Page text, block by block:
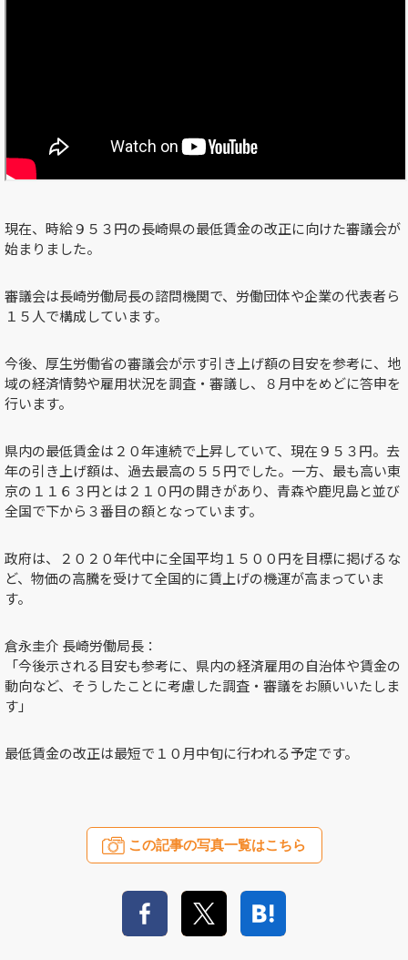
現在、時給９５３円の長崎県の最低賃金の改正に向けた審議会が
始まりました。
審議会は長崎労働局長の諮問機関で、労働団体や企業の代表者ら
１５人で構成しています。
今後、厚生労働省の審議会が示す引き上げ額の目安を参考に、地
域の経済情勢や雇用状況を調査・審議し、８月中をめどに答申を
行います。
県内の最低賃金は２０年連続で上昇していて、現在９５３円。去
年の引き上げ額は、過去最高の５５円でした。一方、最も高い東
京の１１６３円とは２１０円の開きがあり、青森や鹿児島と並び
全国で下から３番目の額となっています。
政府は、２０２０年代中に全国平均１５００円を目標に掲げるな
ど、物価の高騰を受けて全国的に賃上げの機運が高まっていま
す。
倉永圭介 長崎労働局長：
「今後示される目安も参考に、県内の経済雇用の自治体や賃金の
動向など、そうしたことに考慮した調査・審議をお願いいたしま
す」
最低賃金の改正は最短で１０月中旬に行われる予定です。
この記事の写真一覧はこちら